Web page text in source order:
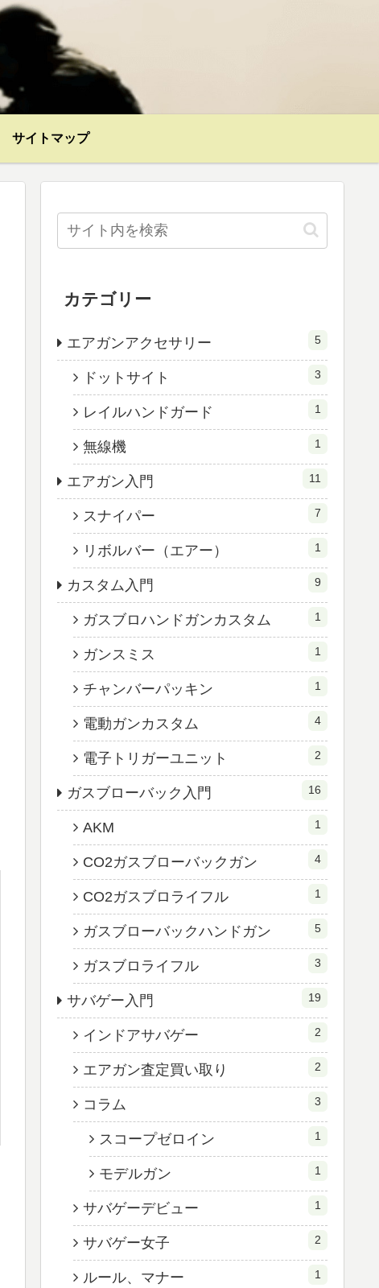
サイトマップ
カテゴリー
エアガンアクセサリー 5
ドットサイト 3
レイルハンドガード 1
無線機 1
エアガン入門 11
スナイパー 7
リボルバー（エアー） 1
カスタム入門 9
ガスブロハンドガンカスタム 1
ガンスミス 1
チャンバーパッキン 1
電動ガンカスタム 4
電子トリガーユニット 2
ガスブローバック入門 16
AKM 1
CO2ガスブローバックガン 4
CO2ガスブロライフル 1
ガスブローバックハンドガン 5
ガスブロライフル 3
サバゲー入門 19
インドアサバゲー 2
エアガン査定買い取り 2
コラム 3
スコープゼロイン 1
モデルガン 1
サバゲーデビュー 1
サバゲー女子 2
ルール、マナー 1